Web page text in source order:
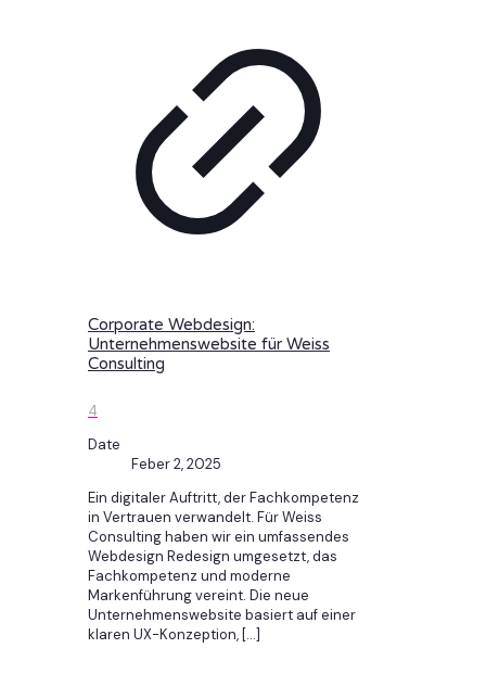
Corporate Webdesign:
Unternehmenswebsite für Weiss
Consulting
4
Date
Feber 2, 2025
Ein digitaler Auftritt, der Fachkompetenz
in Vertrauen verwandelt. Für Weiss
Consulting haben wir ein umfassendes
Webdesign Redesign umgesetzt, das
Fachkompetenz und moderne
Markenführung vereint. Die neue
Unternehmenswebsite basiert auf einer
klaren UX-Konzeption, […]